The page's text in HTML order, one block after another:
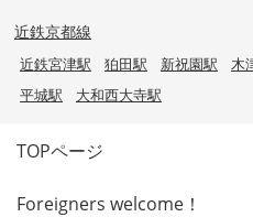
近鉄京都線
近鉄宮津駅 狛田駅 新祝園駅 木
平城駅
大和西大寺駅
TOPページ
Foreigners welcome！